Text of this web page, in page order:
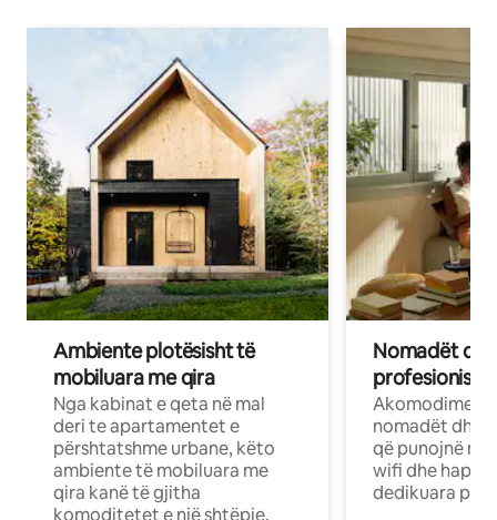
Ambiente plotësisht të
mobiluara me qira
Nga kabinat e qeta në mal
deri te apartamentet e
përshtatshme urbane, këto
ambiente të mobiluara me
qira kanë të gjitha
komoditetet e një shtëpie.
Nomadët
Akomodime
nomadët dhe
që punojnë në
wifi dhe
dedikuara